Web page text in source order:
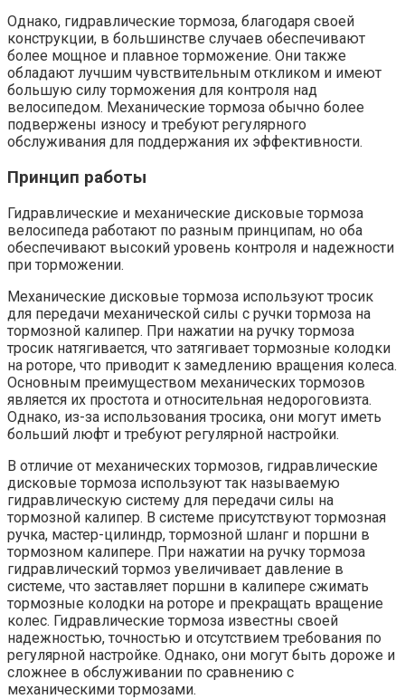
Однако, гидравлические тормоза, благодаря своей
конструкции, в большинстве случаев обеспечивают
более мощное и плавное торможение. Они также
обладают лучшим чувствительным откликом и имеют
большую силу торможения для контроля над
велосипедом. Механические тормоза обычно более
подвержены износу и требуют регулярного
обслуживания для поддержания их эффективности.
Принцип работы
Гидравлические и механические дисковые тормоза
велосипеда работают по разным принципам, но оба
обеспечивают высокий уровень контроля и надежности
при торможении.
Механические дисковые тормоза используют тросик
для передачи механической силы с ручки тормоза на
тормозной калипер. При нажатии на ручку тормоза
тросик натягивается, что затягивает тормозные колодки
на роторе, что приводит к замедлению вращения колеса.
Основным преимуществом механических тормозов
является их простота и относительная недороговизта.
Однако, из-за использования тросика, они могут иметь
больший люфт и требуют регулярной настройки.
В отличие от механических тормозов, гидравлические
дисковые тормоза используют так называемую
гидравлическую систему для передачи силы на
тормозной калипер. В системе присутствуют тормозная
ручка, мастер-цилиндр, тормозной шланг и поршни в
тормозном калипере. При нажатии на ручку тормоза
гидравлический тормоз увеличивает давление в
системе, что заставляет поршни в калипере сжимать
тормозные колодки на роторе и прекращать вращение
колес. Гидравлические тормоза известны своей
надежностью, точностью и отсутствием требования по
регулярной настройке. Однако, они могут быть дороже и
сложнее в обслуживании по сравнению с
механическими тормозами.